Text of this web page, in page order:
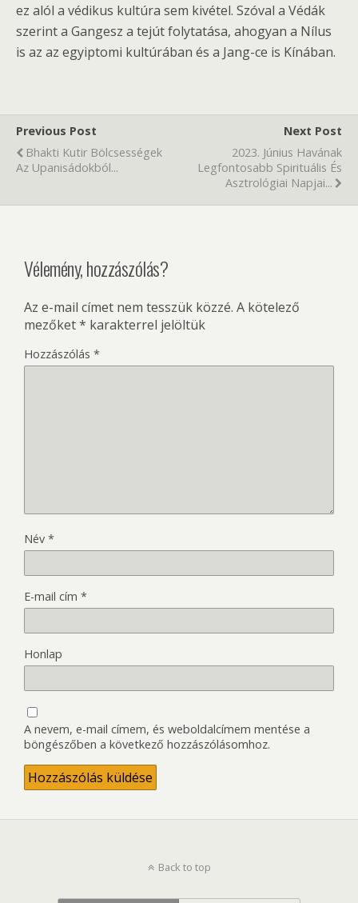
ez alól a védikus kultúra sem kivétel. Szóval a Védák
szerint a Gangesz a tejút folytatása, ahogyan a Nílus
is az az egyiptomi kultúrában és a Jang-ce is Kínában.
Previous Post
Bhakti Kutir Bölcsességek
Az Upanisádokból...
Next Post
2023. Június Havának
Legfontosabb Spirituális És
Asztrológiai Napjai...
Vélemény, hozzászólás?
Az e-mail címet nem tesszük közzé. A kötelező
mezőket* karakterrel jelöltük
Hozzászólás *
Név *
E-mail cím *
Honlap
A nevem, e-mail címem, és weboldalcímem mentése a
böngészőben a következő hozzászólásomhoz.
Back to top